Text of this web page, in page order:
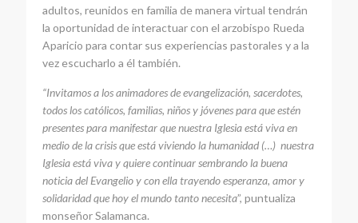
adultos, reunidos en familia de manera virtual tendrán
la oportunidad de interactuar con el arzobispo Rueda
Aparicio para contar sus experiencias pastorales y a la
vez escucharlo a él también.
“Invitamos a los animadores de evangelización, sacerdotes,
todos los católicos, familias, niños y jóvenes para que estén
presentes para manifestar que nuestra Iglesia está viva en
medio de la crisis que está viviendo la humanidad (…) nuestra
Iglesia está viva y quiere continuar sembrando la buena
noticia del Evangelio y con ella trayendo esperanza, amor y
solidaridad que hoy el mundo tanto necesita”, puntualiza
monseñor Salamanca.